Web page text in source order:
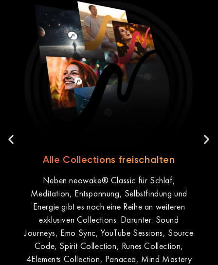
Alle Collections freischalten
Neben neowake® Classic für Schlaf,
Meditation, Entspannung, Selbstfindung und
Energie gibt es noch eine Reihe an weiteren
exklusiven Collections. Darunter: Sound
Journeys, Emo Sync, YouTube Sessions, Source
Code, Spirit Collection, Runes Collection,
4Elements Collection, Panacea, Mind Mastery